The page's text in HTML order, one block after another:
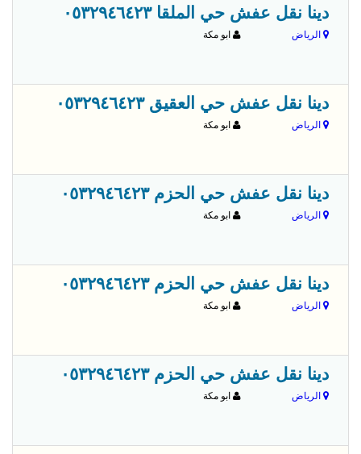
دينا نقل عفش حي الملقا ٠٥٣٢٩٤٦٤٢٣
الرياض ابو مكة
دينا نقل عفش حي العقيق ٠٥٣٢٩٤٦٤٢٣
الرياض ابو مكة
دينا نقل عفش حي الحزم ٠٥٣٢٩٤٦٤٢٣
الرياض ابو مكة
دينا نقل عفش حي الحزم ٠٥٣٢٩٤٦٤٢٣
الرياض ابو مكة
دينا نقل عفش حي الحزم ٠٥٣٢٩٤٦٤٢٣
الرياض ابو مكة